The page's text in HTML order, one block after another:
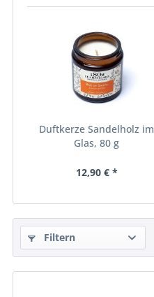
Duftkerze Sandelholz im
Glas, 80 g
12,90 € *
Filtern